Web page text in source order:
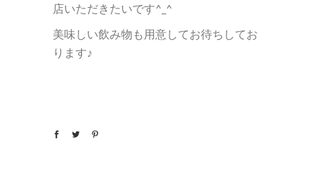
店いただきたいです^_^
美味しい飲み物も用意してお待ちしてお
ります♪